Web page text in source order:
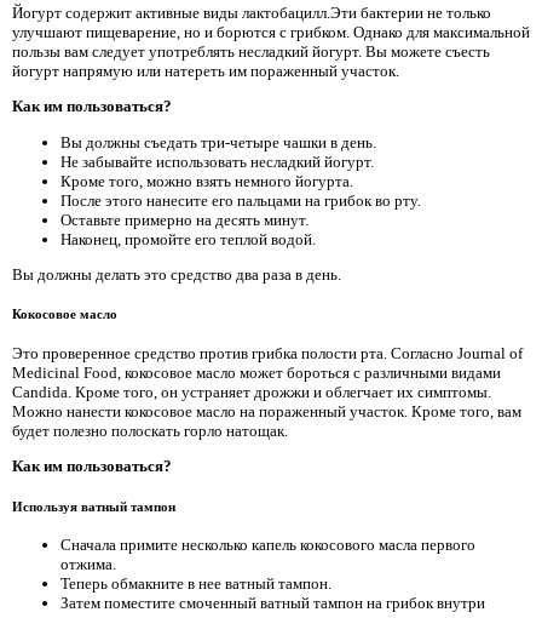
Йогурт содержит активные виды лактобацилл.Эти бактерии не только
улучшают пищеварение, но и борются с грибком. Однако для максимальной
пользы вам следует употреблять несладкий йогурт. Вы можете съесть
йогурт напрямую или натереть им пораженный участок.
Как им пользоваться?
Вы должны съедать три-четыре чашки в день.
Не забывайте использовать несладкий йогурт.
Кроме того, можно взять немного йогурта.
После этого нанесите его пальцами на грибок во рту.
Оставьте примерно на десять минут.
Наконец, промойте его теплой водой.
Вы должны делать это средство два раза в день.
Кокосовое масло
Это проверенное средство против грибка полости рта. Согласно Journal of
Medicinal Food, кокосовое масло может бороться с различными видами
Candida. Кроме того, он устраняет дрожжи и облегчает их симптомы.
Можно нанести кокосовое масло на пораженный участок. Кроме того, вам
будет полезно полоскать горло натощак.
Как им пользоваться?
Используя ватный тампон
Сначала примите несколько капель кокосового масла первого
отжима.
Теперь обмакните в нее ватный тампон.
Затем поместите смоченный ватный тампон на грибок внутри